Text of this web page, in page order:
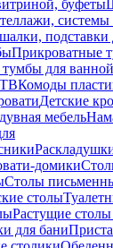
буфеты
системы
подставки
Прикроватные
для ванной
Комоды
Детские
мебель
домики
Столы
столы
Растущие
для бани